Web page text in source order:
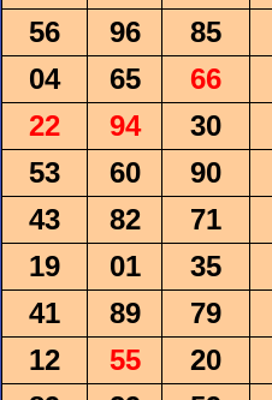
56
96 85
04
65 66
22
94 30
53
60 90
43
82 71
19
01 35
41
89 79
12
55 20